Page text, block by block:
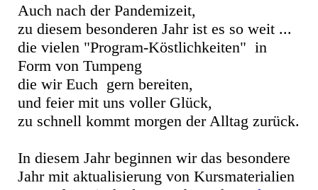
Auch nach der Pandemizeit,
zu diesem besonderen Jahr ist es so weit ...
die vielen "Program-Köstlichkeiten" in
Form von Tumpeng
die wir Euch gern bereiten,
und feier mit uns voller Glück,
zu schnell kommt morgen der Alltag zurück.
In diesem Jahr beginnen wir das besondere
Jahr mit aktualisierung von Kursmaterialien